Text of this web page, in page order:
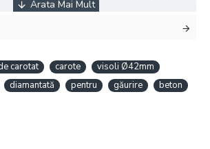
carotat carote
visoli Ø42mm
diamantată pentru găurire
beton